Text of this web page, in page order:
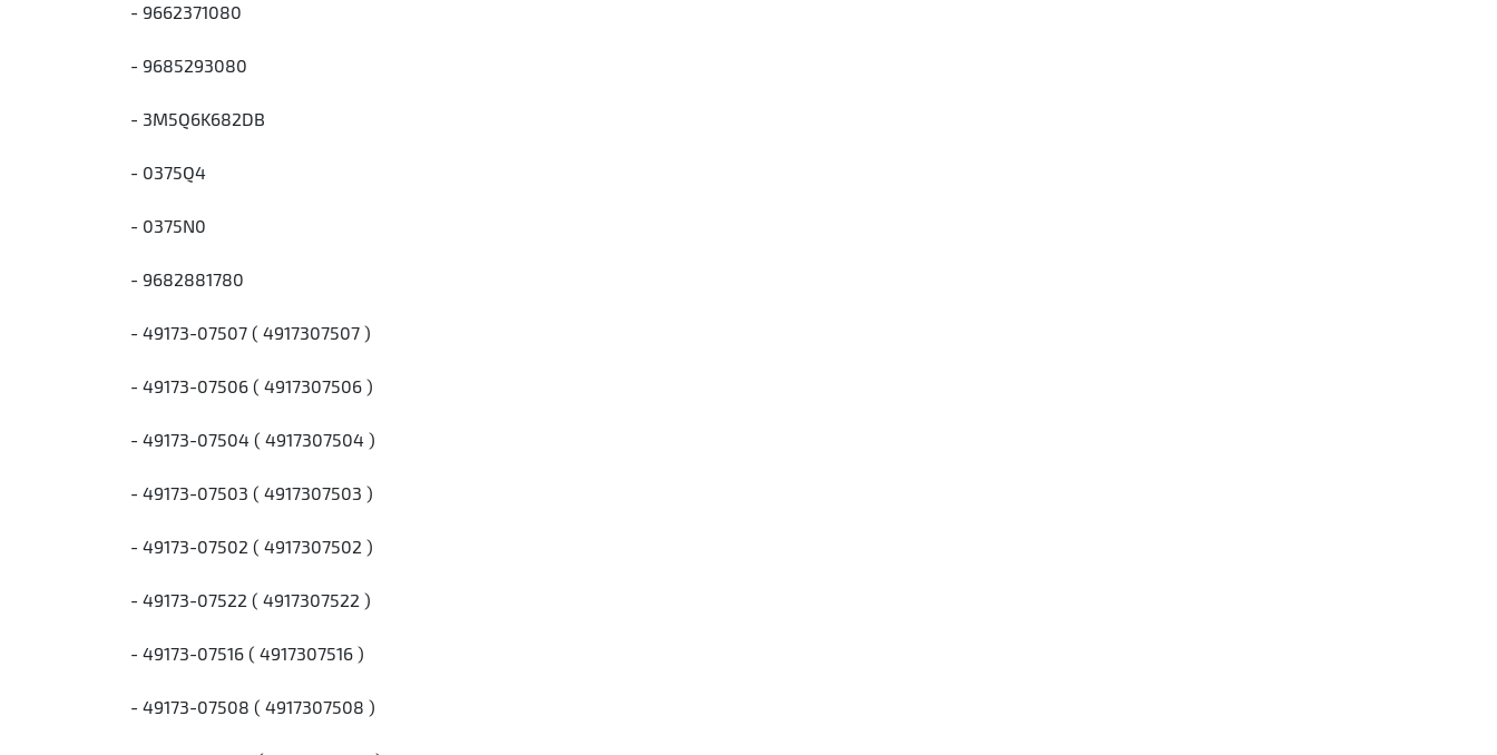
- 9662371080
- 9685293080
- 3M5Q6K682DB
- 0375Q4
- 0375N0
- 9682881780
- 49173-07507 ( 4917307507 )
- 49173-07506 ( 4917307506 )
- 49173-07504 ( 4917307504 )
- 49173-07503 ( 4917307503 )
- 49173-07502 ( 4917307502 )
- 49173-07522 ( 4917307522 )
- 49173-07516 ( 4917307516 )
- 49173-07508 ( 4917307508 )